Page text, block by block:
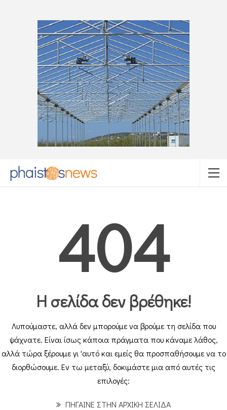
404
Η σελίδα δεν βρέθηκε!
Λυπούμαστε, αλλά δεν μπορούμε να βρούμε τη σελίδα που
ψάχνατε. Είναι ίσως κάποια πράγματα που κάναμε λάθος,
αλλά τώρα ξέρουμε γι 'αυτό και εμείς θα προσπαθήσουμε να το
διορθώσουμε. Εν τω μεταξύ, δοκιμάστε μια από αυτές τις
επιλογές:
ΠΗΓΑΙΝΕ ΣΤΗΝ ΑΡΧΙΚΗ ΣΕΛΙΔΑ